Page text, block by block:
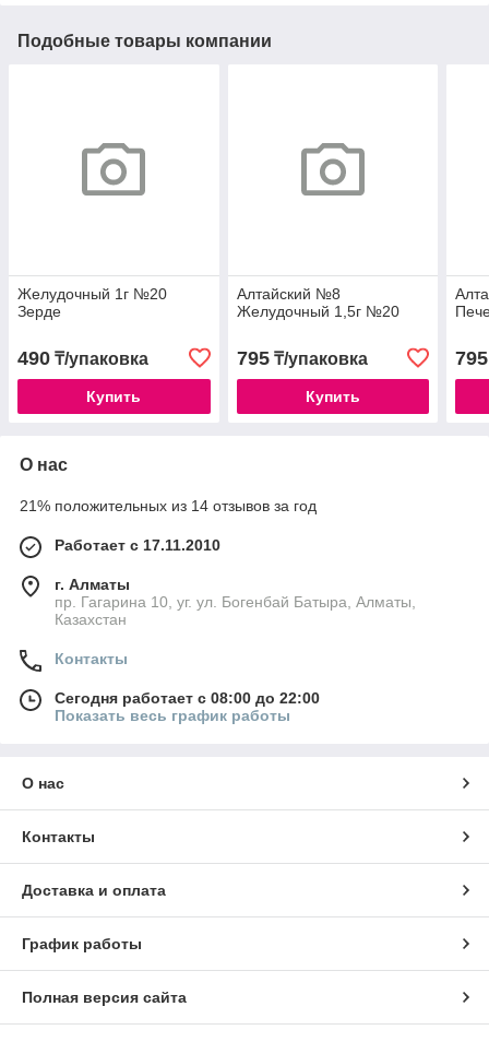
Подобные товары компании
Желудочный 1г №20
Зерде
490 ₸/упаковка
Купить
Алтайский №8
Желудочный 1,5г №20
795₸/упаковка
Купить
795
О нас
21% положительных из 14 отзывов за год
Работает с 17.11.2010
г. Алматы
пр. Гагарина 10, уг. ул. Богенбай Батыра, Алматы,
Казахстан
Контакты
Сегодня работает с 08:00 до 22:00
Показать весь график работы
О нас
Контакты
Доставка и оплата
График работы
Полная версия сайта